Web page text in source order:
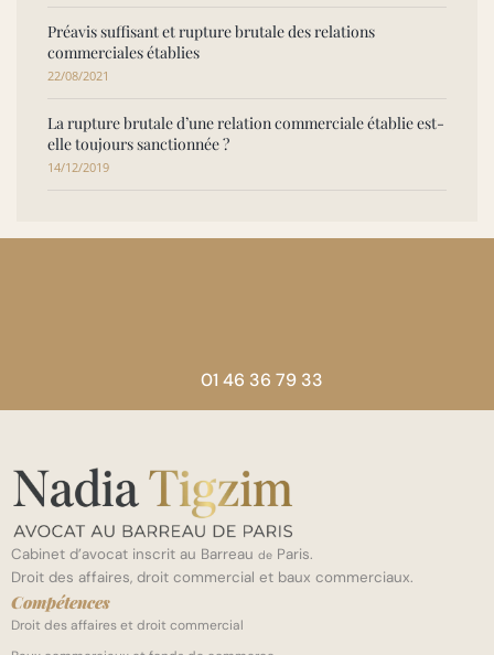
Préavis suffisant et rupture brutale des relations
commerciales établies
22/08/2021
La rupture brutale d’une relation commerciale établie est-
elle toujours sanctionnée ?
14/12/2019
01 46 36 79 33
Cabinet d’avocat inscrit au Barreau de Paris.
Droit des affaires, droit commercial et baux commerciaux.
Compétences
Droit des affaires et droit commercial